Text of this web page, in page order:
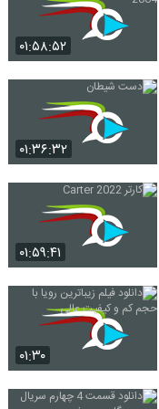
۰۱:۵۸:۵۲
۰۱:۳۶:۳۲
۰۱:۵۹:۴۱
۰۱:۳۰